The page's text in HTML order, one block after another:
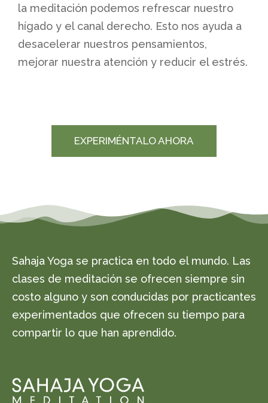
la meditación podemos refrescar nuestro
hígado y el canal derecho. Esto nos ayuda a
desacelerar nuestros pensamientos,
mejorar nuestra atención y reducir el estrés.
EXPERIMÉNTALO AHORA
Sahaja Yoga se practica en todo el mundo. Las
clases de meditación se ofrecen siempre sin
costo alguno y son conducidas por practicantes
experimentados que ofrecen su tiempo para
compartir lo que han aprendido.